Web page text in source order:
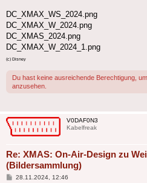
DC_XMAX_WS_2024.png
DC_XMAX_W_2024.png
DC_XMAS_2024.png
DC_XMAX_W_2024_1.png
(c) Disney
Du hast keine ausreichende Berechtigung,
anzusehen.
V0DAF0N3
Kabelfreak
Re: XMAS: On-Air-Design zu
(Bildersammlung)
Beitrag
28.11.2024, 12:46